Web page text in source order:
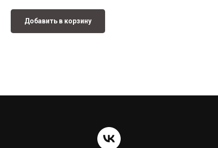
Добавить в корзину